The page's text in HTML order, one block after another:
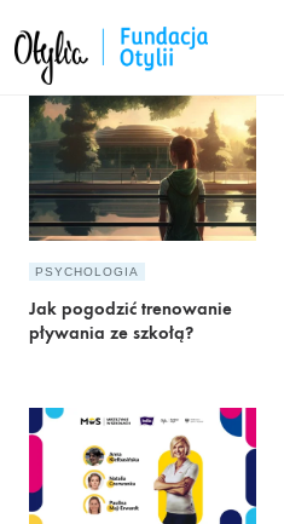
PSYCHOLOGIA
Jak pogodzić trenowanie
pływania ze szkołą?